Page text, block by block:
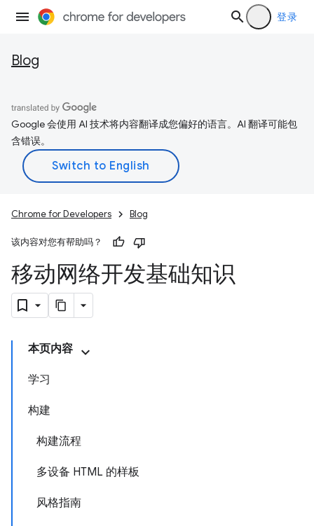
登录
Blog
Google 会使用 AI 技术将内容翻译成您偏好的语言。AI 翻译可能包
含错误。
Chrome for Developers Blog
该内容对您有帮助吗？
移动网络开发基础知识
本页内容
学习
构建
构建流程
多设备 HTML 的样板
风格指南